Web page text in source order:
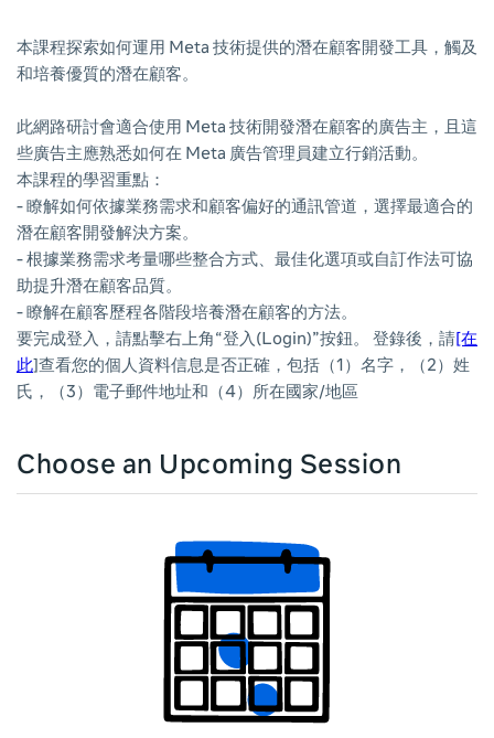
本課程探索如何運用 Meta 技術提供的潛在顧客開發工具，觸及
和培養優質的潛在顧客。
此網路研討會適合使用 Meta 技術開發潛在顧客的廣告主，且這
些廣告主應熟悉如何在 Meta 廣告管理員建立行銷活動。
本課程的學習重點：
- 瞭解如何依據業務需求和顧客偏好的通訊管道，選擇最適合的
潛在顧客開發解決方案。
- 根據業務需求考量哪些整合方式、最佳化選項或自訂作法可協
助提升潛在顧客品質。
- 瞭解在顧客歷程各階段培養潛在顧客的方法。
要完成登入，請點擊右上角“登入(Login)”按鈕。 登錄後，請 [在
此 ]查看您的個人資料信息是否正確，包括（1）名字，（2）姓
氏，（3）電子郵件地址和（4）所在國家/地區
Choose an Upcoming Session